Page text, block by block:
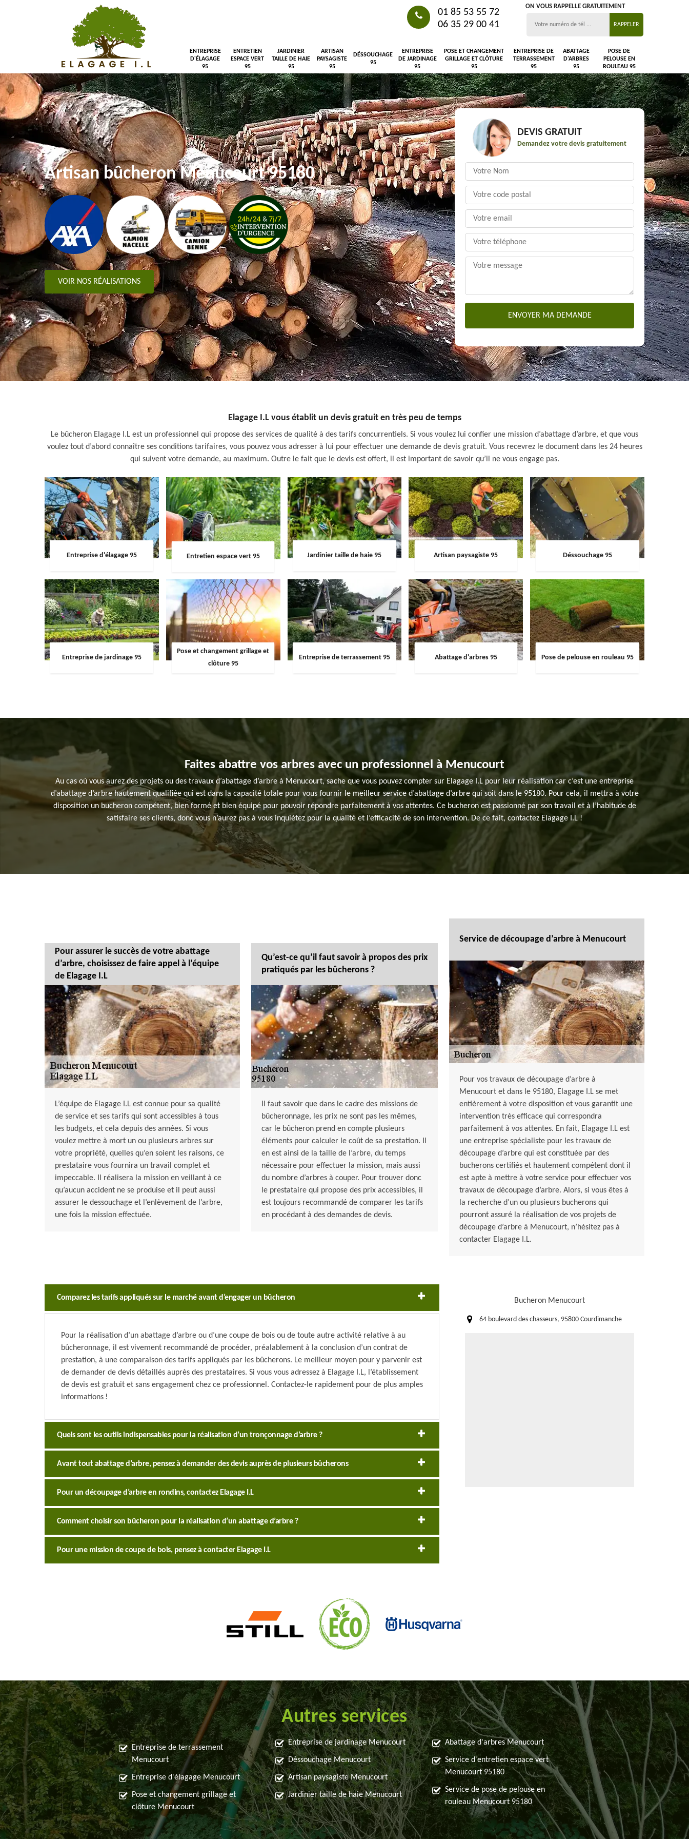
01 85 53 55 72
06 35 29 00 41
ON VOUS RAPPELLE GRATUITEMENT
ENTREPRISE
D'ÉLAGAGE
95
ENTRETIEN
ESPACE VERT
95
JARDINIER
TAILLE DE HAIE
95
ARTISAN
PAYSAGISTE
95
DÉSSOUCHAGE
95
ENTREPRISE
DE JARDINAGE
95
POSE ET CHANGEMENT
GRILLAGE ET CLÔTURE
95
ENTREPRISE DE
TERRASSEMENT
95
ABATTAGE
D'ARBRES
95
POSE DE
PELOUSE EN
ROULEAU 95
Artisan bûcheron Menucourt 95180
VOIR NOS RÉALISATIONS
DEVIS GRATUIT
Demandez votre devis gratuitement
Elagage I.L vous établit un devis gratuit en très peu de temps
Le bûcheron Elagage I.L est un professionnel qui propose des services de qualité à des tarifs concurrentiels. Si vous voulez lui confier une mission d’abattage d’arbre, et que vous
voulez tout d’abord connaître ses conditions tarifaires, vous pouvez vous adresser à lui pour effectuer une demande de devis gratuit. Vous recevrez le document dans les 24 heures
qui suivent votre demande, au maximum. Outre le fait que le devis est offert, il est important de savoir qu’il ne vous engage pas.
Entreprise d'élagage 95 Entretien espace vert 95 Jardinier taille de haie 95 Artisan paysagiste 95 Déssouchage 95
Entreprise de jardinage 95
Pose et changement grillage et
clôture 95
Entreprise de terrassement 95 Abattage d'arbres 95 Pose de pelouse en rouleau 95
Faites abattre vos arbres avec un professionnel à Menucourt
Au cas où vous aurez des projets ou des travaux d’abattage d’arbre à Menucourt, sache que vous pouvez compter sur Elagage I.L pour leur réalisation car c’est une entreprise
d’abattage d’arbre hautement qualifiée qui est dans la capacité totale pour vous fournir le meilleur service d’abattage d’arbre qui soit dans le 95180. Pour cela, il mettra à votre
disposition un bucheron compétent, bien formé et bien équipé pour pouvoir répondre parfaitement à vos attentes. Ce bucheron est passionné par son travail et à l’habitude de
satisfaire ses clients, donc vous n’aurez pas à vous inquiétez pour la qualité et l’efficacité de son intervention. De ce fait, contactez Elagage I.L !
Pour assurer le succès de votre abattage
d’arbre, choisissez de faire appel à l’équipe
de Elagage I.L
L’équipe de Elagage I.L est connue pour sa qualité
de service et ses tarifs qui sont accessibles à tous
les budgets, et cela depuis des années. Si vous
voulez mettre à mort un ou plusieurs arbres sur
votre propriété, quelles qu’en soient les raisons, ce
prestataire vous fournira un travail complet et
impeccable. Il réalisera la mission en veillant à ce
qu’aucun accident ne se produise et il peut aussi
assurer le dessouchage et l’enlèvement de l’arbre,
une fois la mission effectuée.
Qu’est-ce qu’il faut savoir à propos des prix
pratiqués par les bûcherons ?
Il faut savoir que dans le cadre des missions de
bûcheronnage, les prix ne sont pas les mêmes,
car le bûcheron prend en compte plusieurs
éléments pour calculer le coût de sa prestation. Il
en est ainsi de la taille de l’arbre, du temps
nécessaire pour effectuer la mission, mais aussi
du nombre d’arbres à couper. Pour trouver donc
le prestataire qui propose des prix accessibles, il
est toujours recommandé de comparer les tarifs
en procédant à des demandes de devis.
Service de découpage d’arbre à Menucourt
Pour vos travaux de découpage d’arbre à
Menucourt et dans le 95180, Elagage I.L se met
entièrement à votre disposition et vous garantit une
intervention très efficace qui correspondra
parfaitement à vos attentes. En fait, Elagage I.L est
une entreprise spécialiste pour les travaux de
découpage d’arbre qui est constituée par des
bucherons certifiés et hautement compétent dont il
est apte à mettre à votre service pour effectuer vos
travaux de découpage d’arbre. Alors, si vous êtes à
la recherche d’un ou plusieurs bucherons qui
pourront assuré la réalisation de vos projets de
découpage d’arbre à Menucourt, n’hésitez pas à
contacter Elagage I.L.
Comparez les tarifs appliqués sur le marché avant d’engager un bûcheron
Pour la réalisation d’un abattage d’arbre ou d’une coupe de bois ou de toute autre activité relative à au
bûcheronnage, il est vivement recommandé de procéder, préalablement à la conclusion d’un contrat de
prestation, à une comparaison des tarifs appliqués par les bûcherons. Le meilleur moyen pour y parvenir est
de demander de devis détaillés auprès des prestataires. Si vous vous adressez à Elagage I.L, l’établissement
de devis est gratuit et sans engagement chez ce professionnel. Contactez-le rapidement pour de plus amples
informations !
Quels sont les outils indispensables pour la réalisation d’un tronçonnage d’arbre ?
Avant tout abattage d’arbre, pensez à demander des devis auprès de plusieurs bûcherons
Pour un découpage d’arbre en rondins, contactez Elagage I.L
Comment choisir son bûcheron pour la réalisation d’un abattage d’arbre ?
Pour une mission de coupe de bois, pensez à contacter Elagage I.L
Bucheron Menucourt
64 boulevard des chasseurs, 95800 Courdimanche
Autres services
Entreprise de terrassement
Menucourt
Entreprise d'élagage Menucourt
Pose et changement grillage et
clôture Menucourt
Entreprise de jardinage Menucourt
Déssouchage Menucourt
Artisan paysagiste Menucourt
Jardinier taille de haie Menucourt
Abattage d'arbres Menucourt
Service d'entretien espace vert
Menucourt 95180
Service de pose de pelouse en
rouleau Menucourt 95180